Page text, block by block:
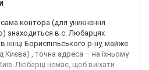
контора (для уникнення
знаходиться в с. Любарцях
кінці Бориспільського р-ну, майже
Києва) , точна адреса – на їхньому
Любарці немає, щоб виїхати